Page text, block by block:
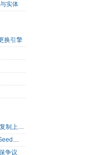
实体
换引擎
Anthropic升级AI编程工具，免去开发者手动复制上下文
消息称小米成立具身智能与应用部，前字节Seed孔涛挂帅
争议